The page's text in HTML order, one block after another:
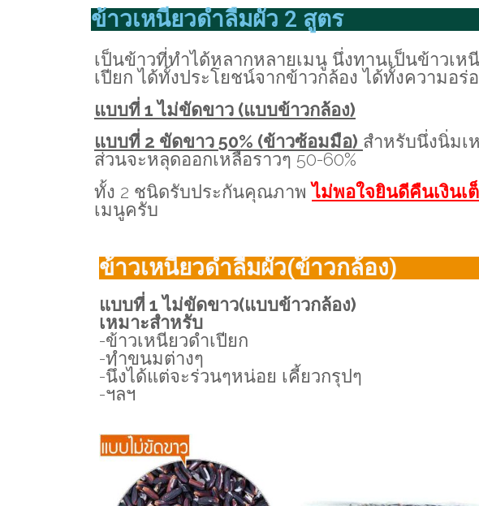
ข้าวเหนียวดำลืมผัว 2 สูตร
เป็นข้าวที่ทำได้หลากหลายเมนู นึ่งทานเป็นข้าวเ
เปียก ได้ทั้งประโยชน์จากข้าวกล้อง ได้ทั้งความอร่
แบบที่ 1 ไม่ขัดขาว (แบบข้าวกล้อง)
แบบที่ 2 ขัดขาว 50% (ข้าวซ้อมมือ) สำหรับนึ่งนิ่มเ
ส่วนจะหลุดออกเหลือราวๆ 50-60%
ทั้ง 2 ชนิดรับประกันคุณภาพไม่พอใจยินดีคืนเงินเ
เมนูครับ
ข้าวเหนียวดำลืมผัว(ข้าวกล้อง)
แบบที่ 1 ไม่ขัดขาว(แบบข้าวกล้อง)
เหมาะสำหรับ
-ข้าวเหนียวดำเปียก
-ทำขนมต่างๆ
-นึ่งได้แต่จะร่วนๆหน่อย เคี้ยวกรุปๆ
-ฯลฯ